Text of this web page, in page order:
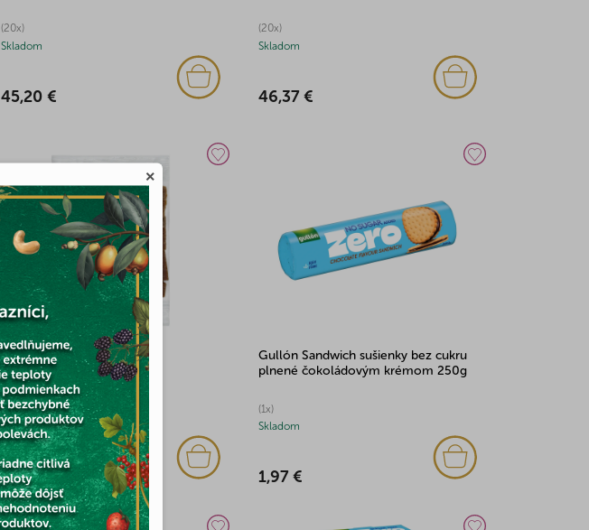
(20x)
Skladom
45,20 €
(20x)
Skladom
46,37 €
Ovocné plátky jahoda 100g
(2x)
Skladom
2,23 €
Gullón Sandwich sušienky bez cukru
plnené čokoládovým krémom 250g
(1x)
Skladom
1,97 €
×